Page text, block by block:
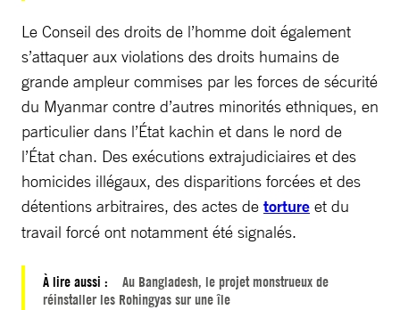
Le Conseil des droits de l’homme doit également
s’attaquer aux violations des droits humains de
grande ampleur commises par les forces de sécurité
du Myanmar contre d’autres minorités ethniques, en
particulier dans l’État kachin et dans le nord de
l’État chan. Des exécutions extrajudiciaires et des
homicides illégaux, des disparitions forcées et des
détentions arbitraires, des actes de torture et du
travail forcé ont notamment été signalés.
À lire aussi :
Au Bangladesh, le projet monstrueux de
réinstaller les Rohingyas sur une île